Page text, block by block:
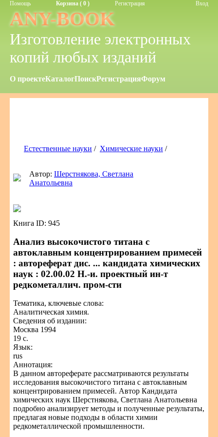
Помощь Корзина ( 0 ) Регистрация Вход
ANY-BOOK
Изготовление электронных
копий любых изданий
О проектеКаталогПоискРегистрацияФорум
Естественные науки / Химические науки /
Автор:Шерстнякова, Светлана
Анатольевна
Книга ID: 945
Анализ высокочистого титана с
автоклавным концентрированием примесей
: автореферат дис. ... кандидата химических
наук : 02.00.02 Н.-и. проектный ин-т
редкометаллич. пром-сти
Тематика, ключевые слова:
Аналитическая химия.
Сведения об издании:
Москва 1994
19 с.
Язык:
rus
Аннотация:
В данном автореферате рассматриваются результаты
исследования высокочистого титана с автоклавным
концентрированием примесей. Автор Кандидата
химических наук Шерстнякова, Светлана Анатольевна
подробно анализирует методы и полученные результаты,
предлагая новые подходы в области химии
редкометаллической промышленности.